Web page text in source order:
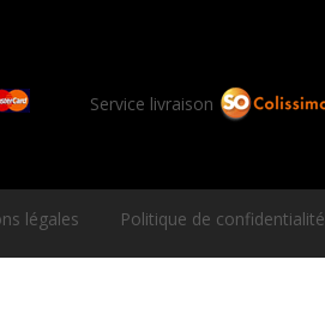
Service livraison
légales Politique de confidentialité